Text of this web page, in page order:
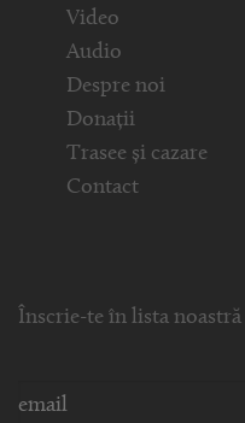
Video
Audio
Despre noi
Donații
Trasee și cazare
Contact
Înscrie-te în lista